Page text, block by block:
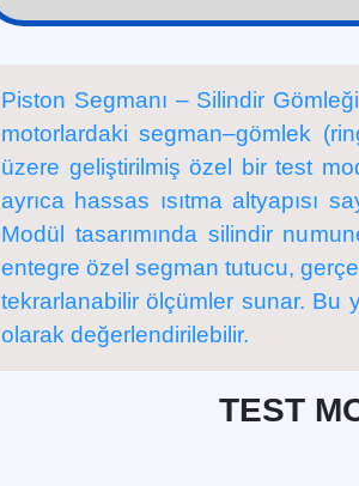
Piston Segmanı – Silindir
motorlardaki segman–gömlek
üzere geliştirilmiş özel bir test
ayrıca hassas ısıtma altyapısı
Modül tasarımında silindir
entegre özel segman tutucu,
tekrarlanabilir ölçümler sunar. Bu
olarak değerlendirilebilir.
TEST